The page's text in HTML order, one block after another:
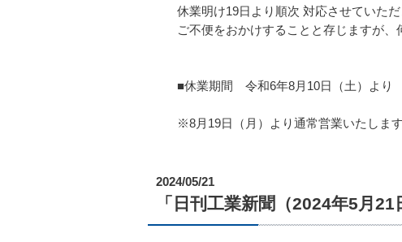
休業明け19日より順次 対応させていただ
ご不便をおかけすることと存じますが、
■休業期間 令和6年8月10日（土）より
※8月19日（月）より通常営業いたします
2024/05/21
「日刊工業新聞（2024年5月